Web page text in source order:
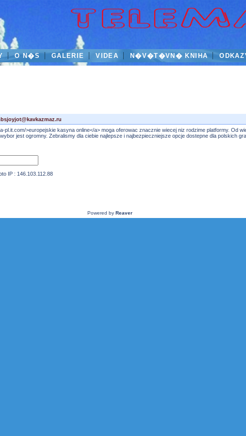
O N�S GALERIE VIDEA N�V�T�VN� KNIHA
pl.it.com/>europejskie kasyna online</a> moga oferowac znacznie wiecej niz rodzime platformy. Od
jest ogromny. Zebralismy dla ciebie najlepsze i najbezpieczniejsze opcje dostepne dla polskich
IP : 146.103.112.88
Powered by Reaver